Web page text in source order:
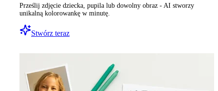
Prześlij zdjęcie dziecka, pupila lub dowolny obraz - AI stworzy
unikalną kolorowankę w minutę.
Stwórz teraz